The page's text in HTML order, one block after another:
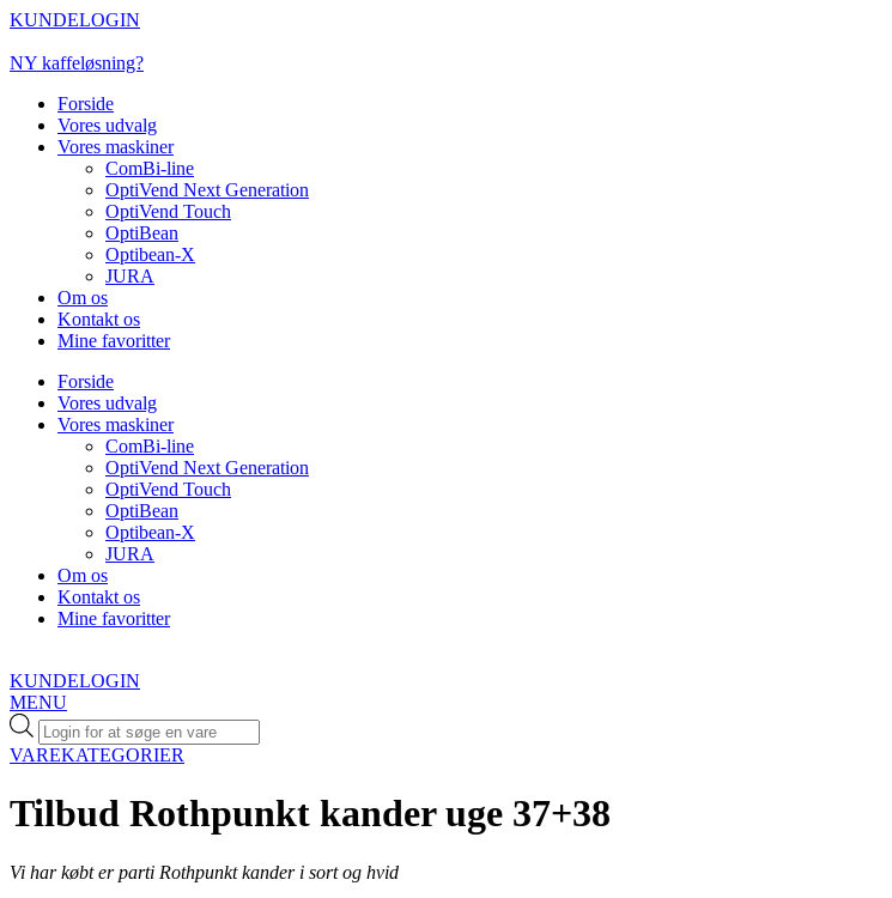
Videre
indhold
KUNDELOGIN
NY kaffeløsning?
Forside
Vores udvalg
Vores maskiner
ComBi-line
OptiVend Next Generation
OptiVend Touch
OptiBean
Optibean-X
JURA
Om os
Kontakt os
Mine favoritter
Forside
Vores udvalg
Vores maskiner
ComBi-line
OptiVend Next Generation
OptiVend Touch
OptiBean
Optibean-X
JURA
Om os
Kontakt os
Mine favoritter
KUNDELOGIN
MENU
Products
search
VAREKATEGORIER
Tilbud Rothpunkt kander uge 37+38
Vi har købt er parti Rothpunkt kander i sort og hvid